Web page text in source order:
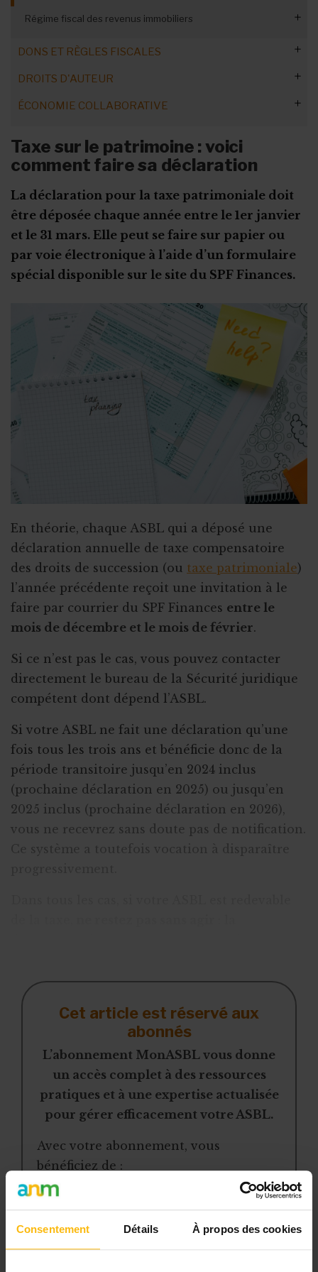
Consentement Détails À propos des cookies
Cotisation sur commissions secrètes
Régime fiscal des revenus immobiliers
Revenus immobiliers : exemptions
DONS ET RÈGLES FISCALES
Déductibilité des dons
Déductibilité des dons en ligne
Les types de libéralités
L'autorisation ministérielle préalable
Les dons manuels
Droits de donation à Bruxelles
Droits de donation en Wallonie
Base imposable et valeur vénale
DROITS D'AUTEUR
Droits d'auteur et TVA
ÉCONOMIE COLLABORATIVE
Obligations des ASBL
Demande d’agrément
Taxe sur le patrimoine : voici
comment faire sa déclaration
La déclaration pour la taxe patrimoniale doit
être déposée chaque année entre le 1er janvier
et le 31 mars. Elle peut se faire sur papier ou
par voie électronique à l’aide d’un formulaire
spécial disponible sur le site du SPF Finances.
En théorie, chaque ASBL qui a déposé une
déclaration annuelle de taxe compensatoire
des droits de succession (ou taxe patrimoniale)
l’année précédente reçoit une invitation à le
faire par courrier du SPF Finances entre le
mois de décembre et le mois de février.
Si ce n’est pas le cas, vous pouvez contacter
directement le bureau de la Sécurité juridique
compétent dont dépend l’ASBL.
Si votre ASBL ne fait une déclaration qu’une
fois tous les trois ans et bénéficie donc de la
période transitoire jusqu’en 2024 inclus
(prochaine déclaration en 2025) ou jusqu’en
2025 inclus (prochaine déclaration en 2026),
vous ne recevrez sans doute pas de notification.
Ce système a toutefois vocation à disparaître
Cet article est réservé aux
abonnés
L’abonnement MonASBL vous donne
un accès complet à des ressources
pratiques et à une expertise actualisée
pour gérer efficacement votre ASBL.
Avec votre abonnement, vous
bénéficiez de :
des articles, dossiers et conseils